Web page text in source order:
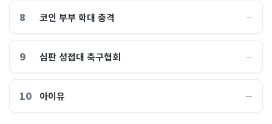
8 코인 부부 학대 충격 ―
9 심판 성접대 축구협회 ―
10 아이유 ―